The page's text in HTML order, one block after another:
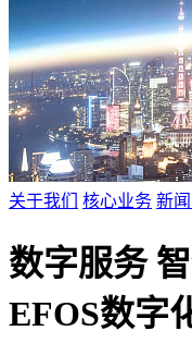
关于我们 核心业务 新
数字服务
EFOS数字